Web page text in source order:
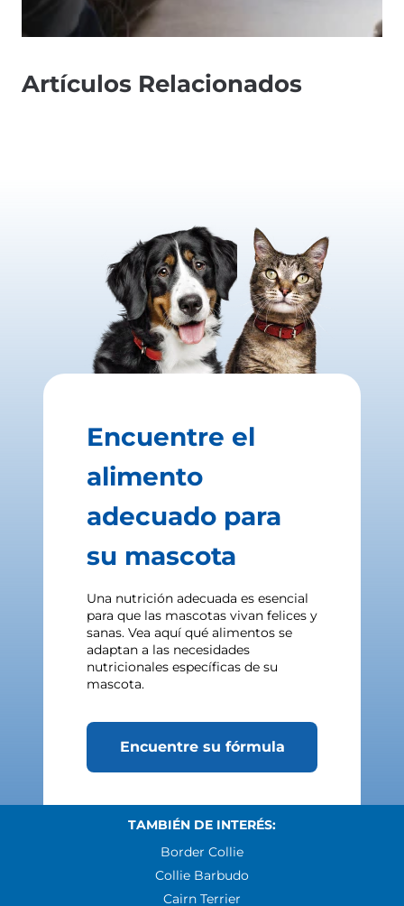
Artículos Relacionados
Encuentre el
alimento
adecuado para
su mascota
Una nutrición adecuada es esencial
para que las mascotas vivan felices y
sanas. Vea aquí qué alimentos se
adaptan a las necesidades
nutricionales específicas de su
mascota.
Encuentre su fórmula
TAMBIÉN DE INTERÉS:
Border Collie
Collie Barbudo
Cairn Terrier